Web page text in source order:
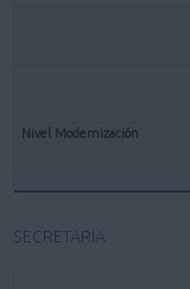
SECRETARIA